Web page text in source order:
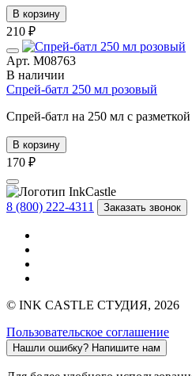
В корзину
210 ₽
Арт. М08763
В наличии
Спрей-батл 250 мл розовый
Спрей-батл на 250 мл с
В корзину
170 ₽
8 (800) 222-4311 Заказать звонок
© INK CASTLE СТУДИЯ, 2026
Пользовательское соглашение
Нашли ошибку? Напишите нам